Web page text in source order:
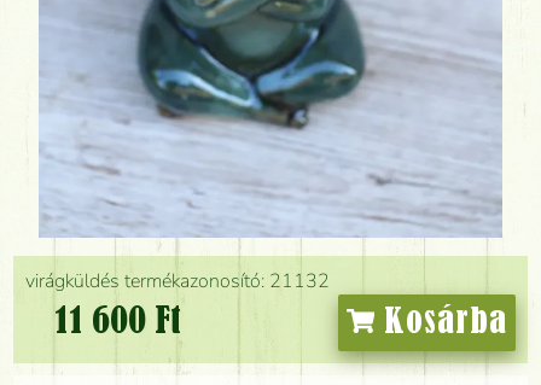
virágküldés termékazonosító: 21132
11 600 Ft Kosárba